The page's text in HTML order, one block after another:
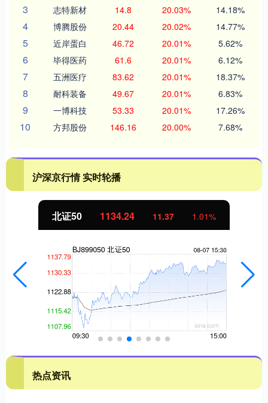
3 志特新材 14.8 20.03% 14.18%
4 博腾股份 20.44 20.02% 14.77%
5 近岸蛋白 46.72 20.01% 5.62%
6 毕得医药 61.6 20.01% 6.12%
7 五洲医疗 83.62 20.01% 18.37%
8 耐科装备 49.67 20.01% 6.83%
9 一博科技 53.33 20.01% 17.26%
10 方邦股份 146.16 20.00% 7.68%
沪深京行情 实时轮播
北证50 1134.24 11.37 1.01%
热点资讯